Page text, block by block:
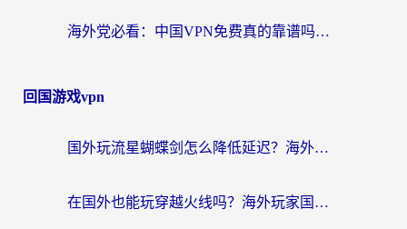
海外党必看：中国VPN免费真的靠谱吗？手把手教你选对回国加速器
回国游戏vpn
国外玩流星蝴蝶剑怎么降低延迟？海外党必看的加速秘籍（含欧洲鸣潮&彩虹岛优化攻略）
在国外也能玩穿越火线吗？海外玩家国服游戏畅玩终极指南